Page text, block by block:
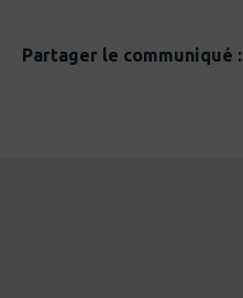
Partager le communiqué :